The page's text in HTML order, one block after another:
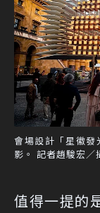
會場設計「星徽發
影。 記者趙駿宏／
值得一提的